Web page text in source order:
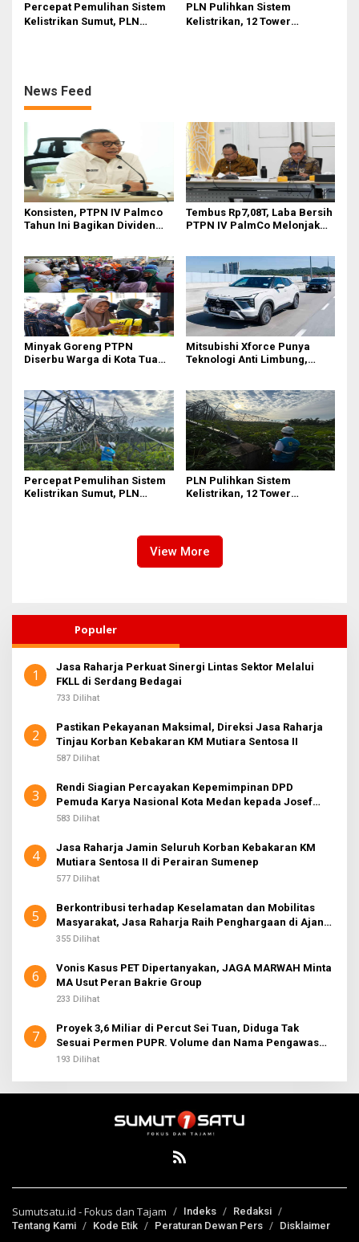
Percepat Pemulihan Sistem
Kelistrikan Sumut, PLN
PLN Pulihkan Sistem
Kelistrikan, 12 Tower
News Feed
Konsisten, PTPN IV Palmco
Tahun Ini Bagikan Dividen
Tembus Rp7,08T, Laba Bersih
PTPN IV PalmCo Melonjak
Efisiensi
Minyak Goreng PTPN
Diserbu Warga di Kota Tua
Mitsubishi Xforce Punya
Teknologi Anti Limbung,
Percepat Pemulihan Sistem
Kelistrikan Sumut, PLN
PLN Pulihkan Sistem
Kelistrikan, 12 Tower
View More
Populer
1
Jasa Raharja Perkuat Sinergi Lintas Sektor Melalui
FKLL di Serdang Bedagai
733 Dilihat
2
Pastikan Pekayanan Maksimal, Direksi Jasa Raharja
Tinjau Korban Kebakaran KM Mutiara Sentosa II
587 Dilihat
3
Rendi Siagian Percayakan Kepemimpinan DPD
Pemuda Karya Nasional Kota Medan kepada Josef
Sembiring
583 Dilihat
4
Jasa Raharja Jamin Seluruh Korban Kebakaran KM
Mutiara Sentosa II di Perairan Sumenep
577 Dilihat
5
Berkontribusi terhadap Keselamatan dan Mobilitas
Masyarakat, Jasa Raharja Raih Penghargaan di Ajang
Transportasi Indonesia Awards 2026
355 Dilihat
6
Vonis Kasus PET Dipertanyakan, JAGA MARWAH Minta
MA Usut Peran Bakrie Group
233 Dilihat
7
Proyek 3,6 Miliar di Percut Sei Tuan, Diduga Tak
Sesuai Permen PUPR. Volume dan Nama Pengawas
Tidak Tercantum di Papan Informasi
193 Dilihat
Sumutsatu.id - Fokus dan Tajam Indeks
Redaksi
Tentang Kami
Kode Etik Peraturan Dewan Pers Disklaimer